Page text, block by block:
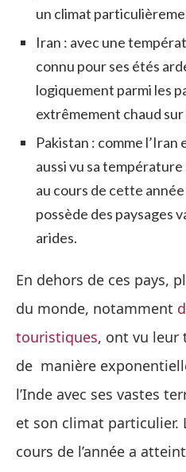
un climat
Iran : avec une
connu pour ses étés
logiquement parmi les
extrêmement chaud
Pakistan : comme l’Iran
aussi vu sa
au cours de cette année
possède des paysages
arides.
En dehors de ces pays,
du monde, notamment
touristiques, ont vu leur
de manière
l’Inde avec ses vastes
et son climat particulier.
cours de l’année a